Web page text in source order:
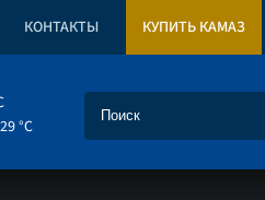
КОНТАКТЫ КУПИТЬ КАМАЗ
29 °C